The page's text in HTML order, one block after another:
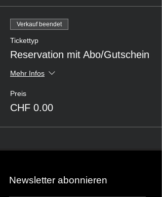
Verkauf beendet
Tickettyp
Reservation mit Abo/Gutschein
Mehr Infos
Preis
CHF 0.00
Newsletter abonnieren